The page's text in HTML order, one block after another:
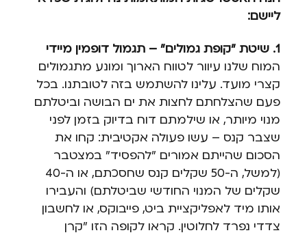
ליישם:
1. שיטת "קופת גמולים" – תגמול דופמין מיידי
המוח שלנו עיוור לטווח הארוך ומונע מתגמולים
קצרי מועד. עלינו להשתמש בזה לטובתנו. בכל
פעם שהצלחתם לחצות את ים הבושה וביטלתם
מנוי מיותר, או שילמתם דוח בדיוק בזמן לפני
שצבר קנס – עשו פעולה אקטיבית: קחו את
הסכום שהייתם אמורים "להפסיד" במצטבר
(למשל, ה-50 שקלים קנס שחסכתם, או ה-40
שקלים של המנוי החודשי שביטלתם) והעבירו
אותו מיד לאפליקציית ביט, פייבוקס, או לחשבון
צדדי נפרד לחלוטין. קראו לקופה הזו "קרן